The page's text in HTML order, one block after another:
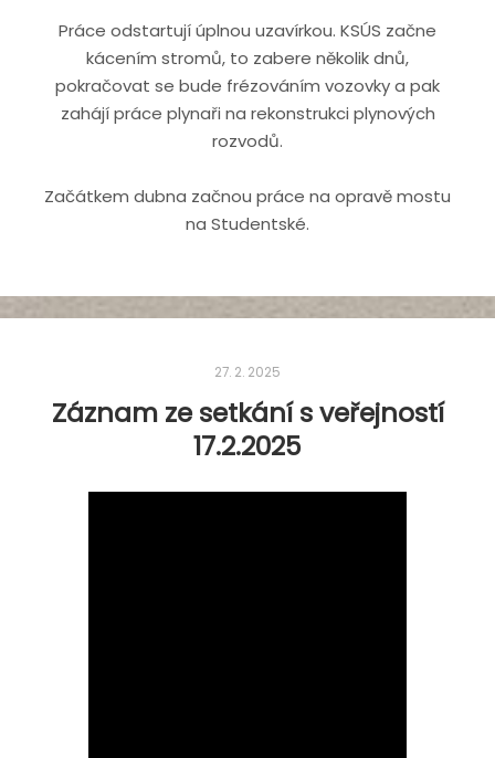
Práce odstartují úplnou uzavírkou. KSÚS začne
kácením stromů, to zabere několik dnů,
pokračovat se bude frézováním vozovky a pak
zahájí práce plynaři na rekonstrukci plynových
rozvodů.
Začátkem dubna začnou práce na opravě mostu
na Studentské.
27. 2. 2025
Záznam ze setkání s veřejností
17.2.2025